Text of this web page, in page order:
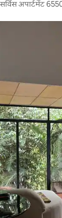
अपार्टमेंट